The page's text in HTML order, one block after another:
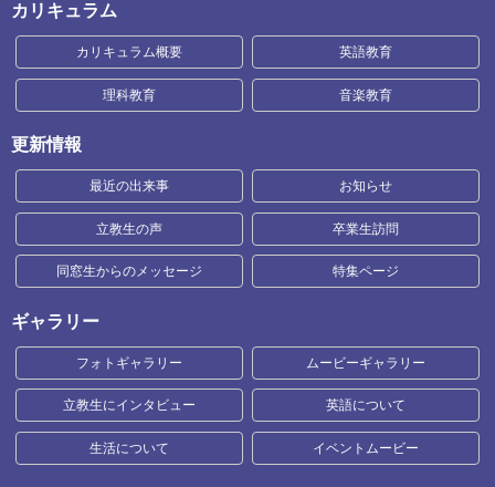
カリキュラム
カリキュラム概要 英語教育
理科教育 音楽教育
更新情報
最近の出来事 お知らせ
立教生の声 卒業生訪問
同窓生からのメッセージ 特集ページ
ギャラリー
フォトギャラリー ムービーギャラリー
立教生にインタビュー 英語について
生活について イベントムービー